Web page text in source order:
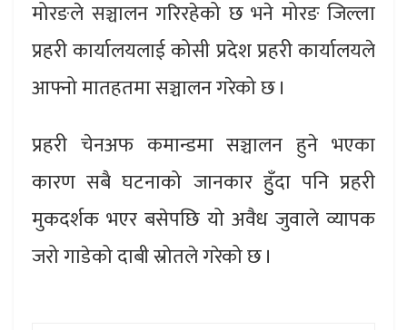
मोरङले सञ्चालन गरिरहेको छ भने मोरङ जिल्ला
प्रहरी कार्यालयलाई कोसी प्रदेश प्रहरी कार्यालयले
आफ्नो मातहतमा सञ्चालन गरेको छ ।
प्रहरी चेनअफ कमान्डमा सञ्चालन हुने भएका
कारण सबै घटनाको जानकार हुुँदा पनि प्रहरी
मुकदर्शक भएर बसेपछि यो अवैध जुवाले व्यापक
जरो गाडेको दाबी स्रोतले गरेको छ ।